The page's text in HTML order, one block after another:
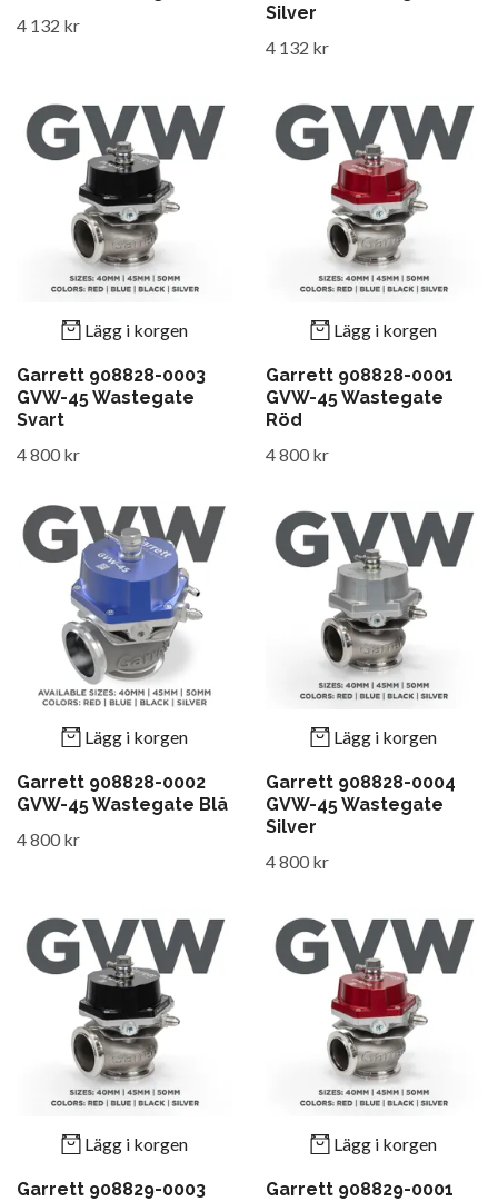
4 132 kr
Silver
4 132 kr
Lägg i korgen
Garrett 908828-0003
GVW-45 Wastegate
Svart
4 800 kr
Lägg i korgen
Garrett 908828-0001
GVW-45 Wastegate
Röd
4 800 kr
Lägg i korgen
Garrett 908828-0002
GVW-45 Wastegate Blå
4 800 kr
Lägg i korgen
Garrett 908828-0004
GVW-45 Wastegate
Silver
4 800 kr
Lägg i korgen
Garrett 908829-0003
Lägg i korgen
Garrett 908829-0001